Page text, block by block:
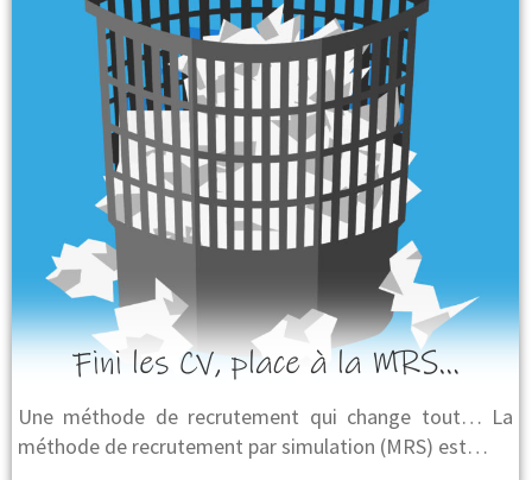
Fini les CV, place à la MRS…
Une méthode de recrutement qui change tout… La
méthode de recrutement par simulation (MRS) est…